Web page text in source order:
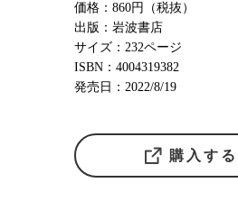
価格：860円（税抜）
出版：岩波書店
サイズ：232ページ
ISBN：4004319382
発売日：2022/8/19
購入する